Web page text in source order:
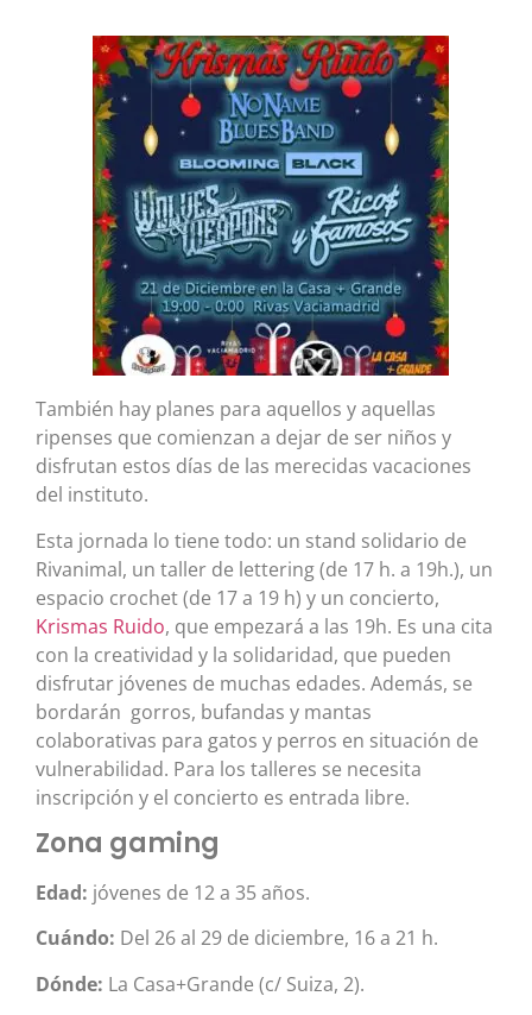
También hay planes para aquellos y aquellas
ripenses que comienzan a dejar de ser niños y
disfrutan estos días de las merecidas vacaciones
del instituto.
Esta jornada lo tiene todo: un stand solidario de
Rivanimal, un taller de lettering (de 17 h. a 19h.), un
espacio crochet (de 17 a 19 h) y un concierto,
Krismas Ruido, que empezará a las 19h. Es una cita
con la creatividad y la solidaridad, que pueden
disfrutar jóvenes de muchas edades. Además, se
bordarán gorros, bufandas y mantas
colaborativas para gatos y perros en situación de
vulnerabilidad. Para los talleres se necesita
inscripción y el concierto es entrada libre.
Zona gaming
Edad: jóvenes de 12 a 35 años.
Cuándo: Del 26 al 29 de diciembre, 16 a 21 h.
Dónde: La Casa+Grande (c/ Suiza, 2).